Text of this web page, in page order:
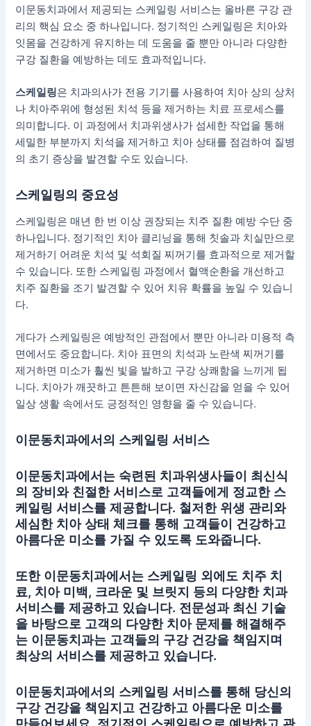
이문동치과에서 제공되는 스케일링 서비스는 올바른 구강 관
리의 핵심 요소 중 하나입니다. 정기적인 스케일링은 치아와
잇몸을 건강하게 유지하는 데 도움을 줄 뿐만 아니라 다양한
구강 질환을 예방하는 데도 효과적입니다.
스케일링은 치과의사가 전용 기기를 사용하여 치아 상의 상처
나 치아주위에 형성된 치석 등을 제거하는 치료 프로세스를
의미합니다. 이 과정에서 치과위생사가 섬세한 작업을 통해
세밀한 부분까지 치석을 제거하고 치아 상태를 점검하여 질병
의 초기 증상을 발견할 수도 있습니다.
스케일링의 중요성
스케일링은 매년 한 번 이상 권장되는 치주 질환 예방 수단 중
하나입니다. 정기적인 치아 클리닝을 통해 칫솔과 치실만으로
제거하기 어려운 치석 및 석회질 찌꺼기를 효과적으로 제거할
수 있습니다. 또한 스케일링 과정에서 혈액순환을 개선하고
치주 질환을 조기 발견할 수 있어 치유 확률을 높일 수 있습니
다.
게다가 스케일링은 예방적인 관점에서 뿐만 아니라 미용적 측
면에서도 중요합니다. 치아 표면의 치석과 노란색 찌꺼기를
제거하면 미소가 훨씬 빛을 발하고 구강 상쾌함을 느끼게 됩
니다. 치아가 깨끗하고 튼튼해 보이면 자신감을 얻을 수 있어
일상 생활 속에서도 긍정적인 영향을 줄 수 있습니다.
이문동치과에서의 스케일링 서비스
이문동치과에서는 숙련된 치과위생사들이 최신식
의 장비와 친절한 서비스로 고객들에게 정교한 스
케일링 서비스를 제공합니다. 철저한 위생 관리와
세심한 치아 상태 체크를 통해 고객들이 건강하고
아름다운 미소를 가질 수 있도록 도와줍니다.
또한 이문동치과에서는 스케일링 외에도 치주 치
료, 치아 미백, 크라운 및 브릿지 등의 다양한 치과
서비스를 제공하고 있습니다. 전문성과 최신 기술
을 바탕으로 고객의 다양한 치아 문제를 해결해주
는 이문동치과는 고객들의 구강 건강을 책임지며
최상의 서비스를 제공하고 있습니다.
이문동치과에서의 스케일링 서비스를 통해 당신의
구강 건강을 책임지고 건강하고 아름다운 미소를